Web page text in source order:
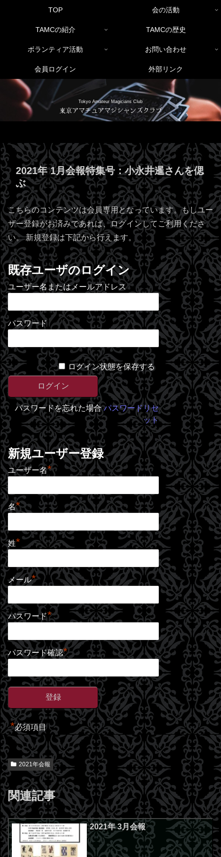
TOP 会の活動
TAMCの紹介 TAMCの歴史
ボランティア活動 お問い合わせ
会員ログイン 外部リンク
Tokyo Amateur Magicians Club
東京アマチュアマジシャンズクラブ
2021年 1月会報特集号：小永井暹さんを偲
ぶ
こちらのコンテンツは会員専用となっています。もしユー
ザー登録がお済みであれば、ログインしてご利用くださ
い。 新規登録は下記から行えます。
既存ユーザのログイン
ユーザー名またはメールアドレス
パスワード
ログイン状態を保存する
パスワードを忘れた場合パスワードリセ
ット
新規ユーザー登録
ユーザー名*
名*
姓*
メール*
パスワード*
パスワード確認*
*必須項目
2021年会報
関連記事
2021年 3月会報